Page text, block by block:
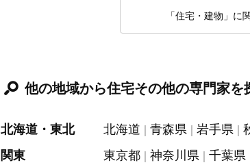
「住宅・建物」に
他の地域から住宅その他の専門家を
北海道・東北 北海道 青森県 岩手県
関東
東京都 神奈川県 千葉県